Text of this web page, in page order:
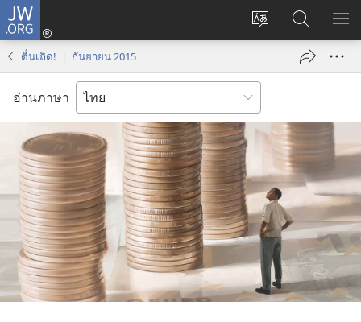
JW.ORG
เปลี่ยน
เข้า
(เปิด
ใหม่)
ค้นหา
ใน
JW.ORG
แส
ตื่นเถิด! | กันยายน 2015
อ่านภาษา